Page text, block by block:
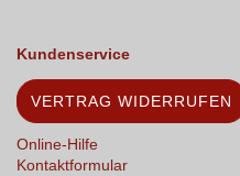
Kundenservice
VERTRAG WIDERRUFEN
Online-Hilfe
Kontaktformular